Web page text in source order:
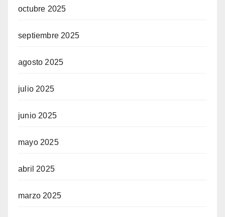
octubre 2025
septiembre 2025
agosto 2025
julio 2025
junio 2025
mayo 2025
abril 2025
marzo 2025